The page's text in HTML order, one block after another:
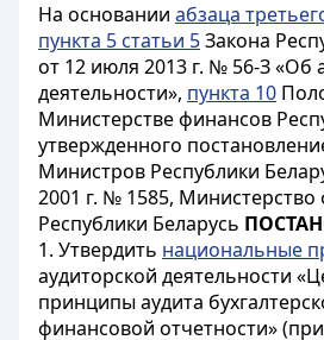
На основании абзаца
пункта 5 статьи 5Закона
от 12 июля 2013 г. № 56-З «Об
деятельности», пункта 10
Министерстве финансов
утвержденного
Министров Республики
2001 г. № 1585,
Республики Беларусь
1. Утвердить национальные
аудиторской деятельности
принципы аудита
финансовой отчетности»